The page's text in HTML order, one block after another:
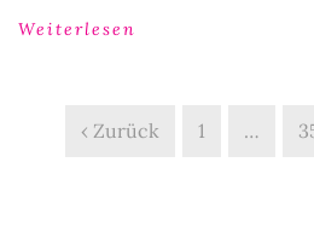
Weiterlesen
‹ Zurück 1 …